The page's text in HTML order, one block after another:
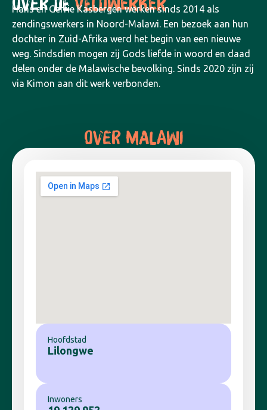
OVER DEVELDWERKER
Hans en Gerrie Kasbergen werken sinds 2014 als
zendingswerkers in Noord-Malawi. Een bezoek aan hun
dochter in Zuid-Afrika werd het begin van een nieuwe
weg. Sindsdien mogen zij Gods liefde in woord en daad
delen onder de Malawische bevolking. Sinds 2020 zijn zij
via Kimon aan dit werk verbonden.
OVER MALAWI
Hoofdstad
Lilongwe
Inwoners